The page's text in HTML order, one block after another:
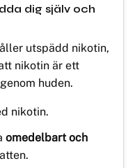
dig själv och
utspädd nikotin,
nikotin är ett
huden.
nikotin.
omedelbart och